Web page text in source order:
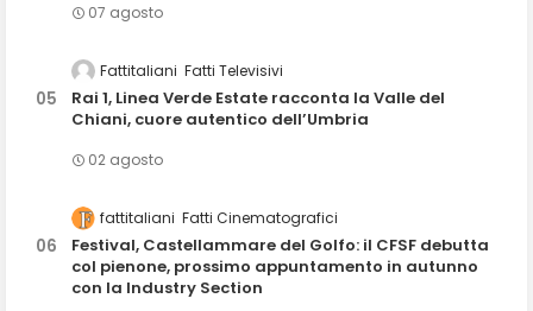
07 agosto
Fattitaliani Fatti Televisivi
Rai 1, Linea Verde Estate racconta la Valle del
Chiani, cuore autentico dell’Umbria
02 agosto
fattitaliani Fatti Cinematografici
Festival, Castellammare del Golfo: il CFSF debutta
col pienone, prossimo appuntamento in autunno
con la Industry Section